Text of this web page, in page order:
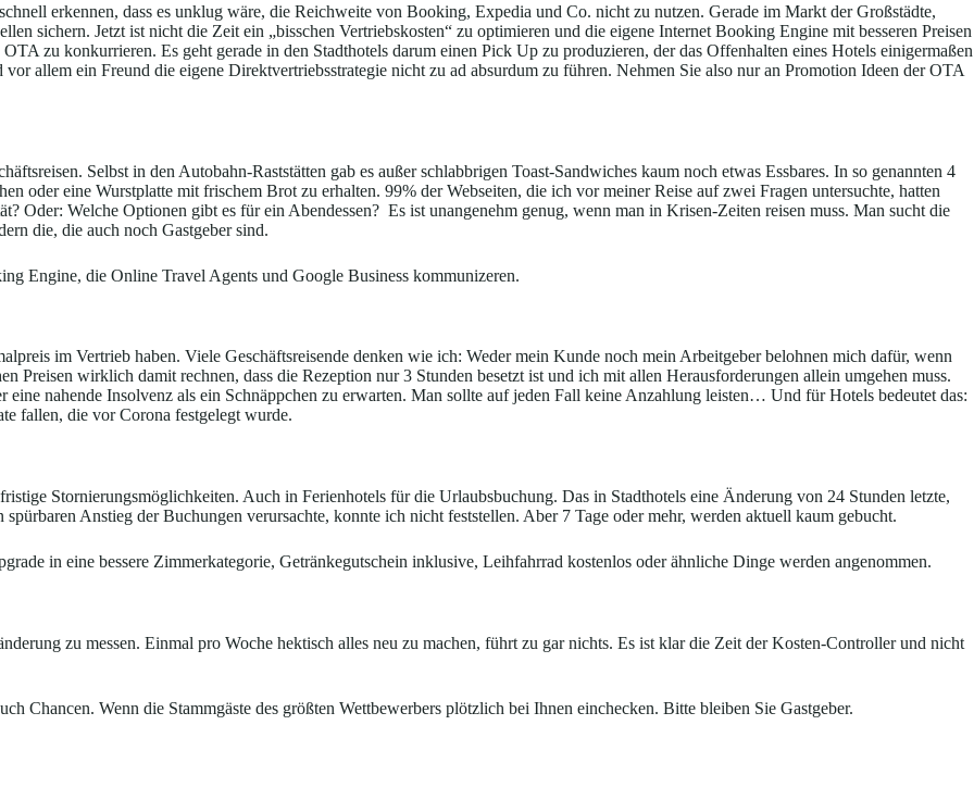
erkennen, dass es unklug wäre, die Reichweite von Booking, Expedia und Co. nicht zu nutzen. Gerade im Markt der Großstädte,
sichern. Jetzt ist nicht die Zeit ein „bisschen Vertriebskosten“ zu optimieren und die eigene Internet Booking Engine mit besseren Preisen
zu konkurrieren. Es geht gerade in den Stadthotels darum einen Pick Up zu produzieren, der das Offenhalten eines Hotels einigermaßen
allem ein Freund die eigene Direktvertriebsstrategie nicht zu ad absurdum zu führen. Nehmen Sie also nur an Promotion Ideen der OTA
Selbst in den Autobahn-Raststätten gab es außer schlabbrigen Toast-Sandwiches kaum noch etwas Essbares. In so genannten 4
oder eine Wurstplatte mit frischem Brot zu erhalten. 99% der Webseiten, die ich vor meiner Reise auf zwei Fragen untersuchte, hatten
Oder: Welche Optionen gibt es für ein Abendessen? Es ist unangenehm genug, wenn man in Krisen-Zeiten reisen muss. Man sucht die
die, die auch noch Gastgeber sind.
Engine, die Online Travel Agents und Google Business kommunizeren.
im Vertrieb haben. Viele Geschäftsreisende denken wie ich: Weder mein Kunde noch mein Arbeitgeber belohnen mich dafür, wenn
Preisen wirklich damit rechnen, dass die Rezeption nur 3 Stunden besetzt ist und ich mit allen Herausforderungen allein umgehen muss.
nahende Insolvenz als ein Schnäppchen zu erwarten. Man sollte auf jeden Fall keine Anzahlung leisten… Und für Hotels bedeutet das:
fallen, die vor Corona festgelegt wurde.
Stornierungsmöglichkeiten. Auch in Ferienhotels für die Urlaubsbuchung. Das in Stadthotels eine Änderung von 24 Stunden letzte,
Anstieg der Buchungen verursachte, konnte ich nicht feststellen. Aber 7 Tage oder mehr, werden aktuell kaum gebucht.
in eine bessere Zimmerkategorie, Getränkegutschein inklusive, Leihfahrrad kostenlos oder ähnliche Dinge werden angenommen.
zu messen. Einmal pro Woche hektisch alles neu zu machen, führt zu gar nichts. Es ist klar die Zeit der Kosten-Controller und nicht
Chancen. Wenn die Stammgäste des größten Wettbewerbers plötzlich bei Ihnen einchecken. Bitte bleiben Sie Gastgeber.